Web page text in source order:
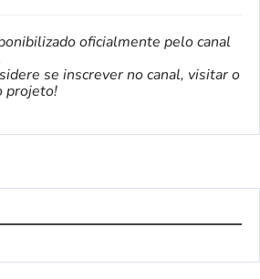
oficialmente pelo canal
se inscrever no canal, visitar o
projeto!